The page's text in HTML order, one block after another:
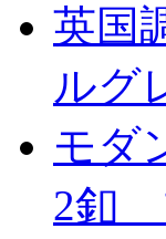
英国
ルグ
モダ
2釦